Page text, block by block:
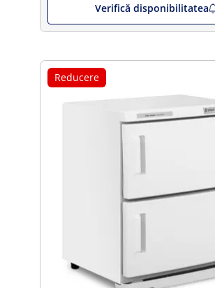
Verifică disponibilitatea
Reducere